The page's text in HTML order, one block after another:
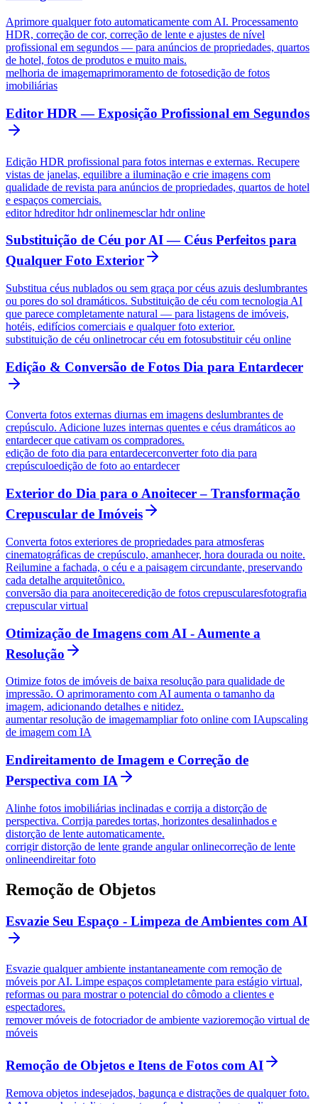
Aprimore qualquer foto automaticamente com AI. Processamento
HDR, correção de cor, correção de lente e ajustes de nível
profissional em segundos — para anúncios de propriedades, quartos
de hotel, fotos de produtos e muito mais.
melhoria de imagemaprimoramento de fotosedição de fotos
imobiliárias
Editor HDR — Exposição Profissional em Segundos
Edição HDR profissional para fotos internas e externas. Recupere
vistas de janelas, equilibre a iluminação e crie imagens com
qualidade de revista para anúncios de propriedades, quartos de hotel
e espaços comerciais.
editor hdreditor hdr onlinemesclar hdr online
Substituição de Céu por AI — Céus Perfeitos para
Qualquer Foto Exterior
Substitua céus nublados ou sem graça por céus azuis deslumbrantes
ou pores do sol dramáticos. Substituição de céu com tecnologia AI
que parece completamente natural — para listagens de imóveis,
hotéis, edifícios comerciais e qualquer foto exterior.
substituição de céu onlinetrocar céu em fotosubstituir céu online
Edição & Conversão de Fotos Dia para Entardecer
Converta fotos externas diurnas em imagens deslumbrantes de
crepúsculo. Adicione luzes internas quentes e céus dramáticos ao
entardecer que cativam os compradores.
edição de foto dia para entardecerconverter foto dia para
crepúsculoedição de foto ao entardecer
Exterior do Dia para o Anoitecer – Transformação
Crepuscular de Imóveis
Converta fotos exteriores de propriedades para atmosferas
cinematográficas de crepúsculo, amanhecer, hora dourada ou noite.
Reilumine a fachada, o céu e a paisagem circundante, preservando
cada detalhe arquitetônico.
conversão dia para anoiteceredição de fotos crepuscularesfotografia
crepuscular virtual
Otimização de Imagens com AI - Aumente a
Resolução
Otimize fotos de imóveis de baixa resolução para qualidade de
impressão. O aprimoramento com AI aumenta o tamanho da
imagem, adicionando detalhes e nitidez.
aumentar resolução de imagemampliar foto online com IAupscaling
de imagem com IA
Endireitamento de Imagem e Correção de
Perspectiva com IA
Alinhe fotos imobiliárias inclinadas e corrija a distorção de
perspectiva. Corrija paredes tortas, horizontes desalinhados e
distorção de lente automaticamente.
corrigir distorção de lente grande angular onlinecorreção de lente
onlineendireitar foto
Remoção de Objetos
Esvazie Seu Espaço - Limpeza de Ambientes com AI
Esvazie qualquer ambiente instantaneamente com remoção de
móveis por AI. Limpe espaços completamente para estágio virtual,
reformas ou para mostrar o potencial do cômodo a clientes e
espectadores.
remover móveis de fotocriador de ambiente vazioremoção virtual de
móveis
Remoção de Objetos e Itens de Fotos com AI
Remova objetos indesejados, bagunça e distrações de qualquer foto.